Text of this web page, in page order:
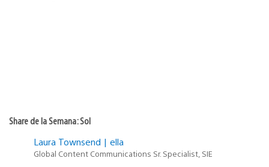
Share de la Semana: Sol
Laura Townsend | ella
Global Content Communications Sr. Specialist, SIE